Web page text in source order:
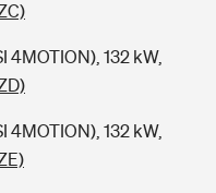
4MOTION), 132 kW,
4MOTION), 132 kW,